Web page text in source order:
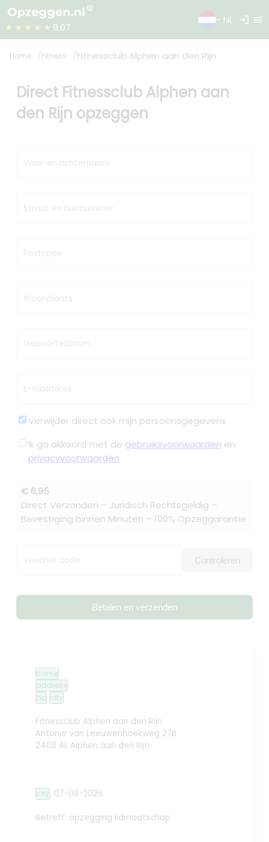
★★★★★ 9.07
- NL login menu
Home Fitness Fitnessclub Alphen aan den Rijn
Direct Fitnessclub Alphen aan
den Rijn opzeggen
Voor-en achternaam
Straat en huisnummer
Postcode
Woonplaats
Geboortedatum
E-mailadres
Verwijder direct ook mijn persoonsgegevens
Ik ga akkoord met de gebruiksvoorwaarden en
privacyvoorwaarden
€ 6,95
Direct Verzonden – Juridisch Rechtsgeldig –
Bevestiging binnen Minuten – 100% Opzeggarantie
Voucher code Controleren
Betalen en verzenden
name
address
zip city
Fitnessclub Alphen aan den Rijn
Antonie van Leeuwenhoekweg 27B
2408 AL Alphen aan den Rijn
city, 07-08-2026
Betreft: opzegging lidmaatschap